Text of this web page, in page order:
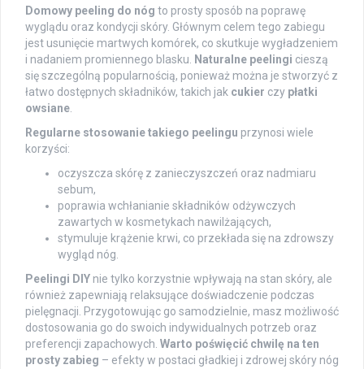
Domowy peeling do nóg to prosty sposób na poprawę
wyglądu oraz kondycji skóry. Głównym celem tego zabiegu
jest usunięcie martwych komórek, co skutkuje wygładzeniem
i nadaniem promiennego blasku. Naturalne peelingi cieszą
się szczególną popularnością, ponieważ można je stworzyć z
łatwo dostępnych składników, takich jak cukier czy płatki
owsiane
Regularne stosowanie takiego peelingu przynosi wiele
korzyści:
oczyszcza skórę z zanieczyszczeń oraz nadmiaru
sebum,
poprawia wchłanianie składników odżywczych
zawartych w kosmetykach nawilżających,
stymuluje krążenie krwi, co przekłada się na zdrowszy
wygląd nóg.
Peelingi DIY nie tylko korzystnie wpływają na stan skóry, ale
również zapewniają relaksujące doświadczenie podczas
pielęgnacji. Przygotowując go samodzielnie, masz możliwość
dostosowania go do swoich indywidualnych potrzeb oraz
preferencji zapachowych. Warto poświęcić chwilę na ten
prosty zabieg – efekty w postaci gładkiej i zdrowej skóry nóg